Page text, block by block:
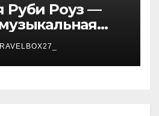
Руби Роуз —
жизнь и